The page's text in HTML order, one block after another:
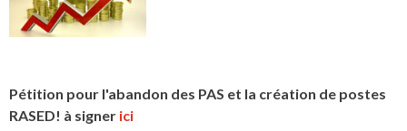
Pétition pour l'abandon des PAS et la création de postes
RASED! à signer ici